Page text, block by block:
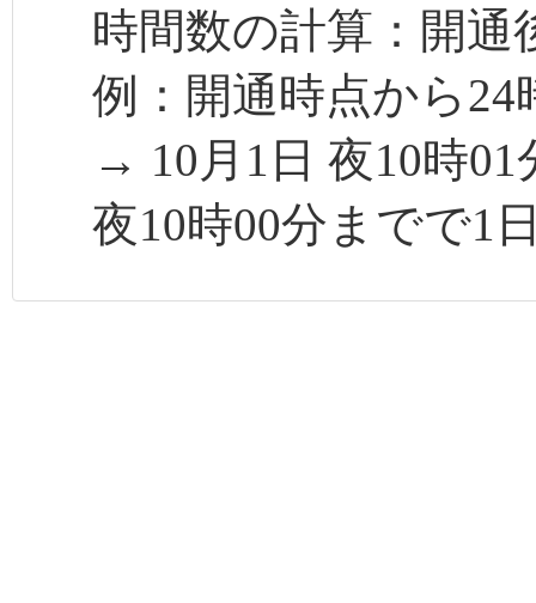
時間数の計算：開通
例：開通時点から24
→ 10月1日 夜10時
夜10時00分までで1